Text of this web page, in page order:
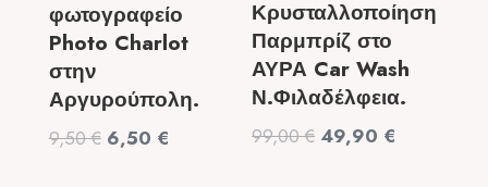
φωτογραφείο
Photo Charlot
στην
Αργυρούπολη.
9,50€ Original
6,50 €
Κρυσταλλοποίηση
Παρμπρίζ στο
ΑΥΡΑ Car Wash
Ν.Φιλαδέλφεια.
99,00€ Original
49,90 €